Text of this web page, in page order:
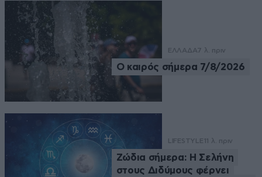
ΕΛΛΑΔΑ7 λ. πριν
Ο καιρός σήμερα 7/8/2026
LIFESTYLE 11 λ. πριν
Ζώδια σήμερα: Η Σελήνη
στους Διδύμους φέρνει